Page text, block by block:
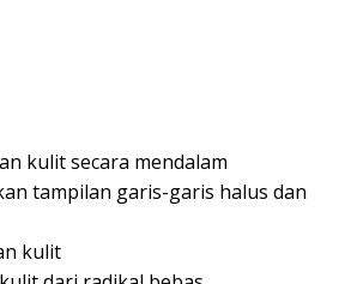
kulit secara mendalam
tampilan garis-garis halus dan
kulit